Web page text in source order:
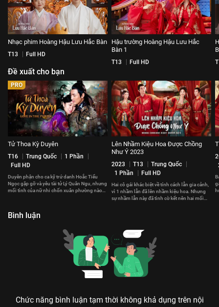
Nhạc phim Hoàng Hậu Lưu Hắc Bàn
T13 Full HD
Hậu trường Hoàng Hậu Lưu Hắc
Bàn 1
T13 Full HD
Đề xuất cho bạn
PRO
Tử Thoa Kỳ Duyên
T16 Trung Quốc
1 Phần
Full HD
Duyên phận cho ca kỹ trứ danh Hoắc Tiểu
Ngọc gặp gỡ và yêu tài tử Lý Quân Ngu, nhưng
mối tình của nữ nhi chốn xuân phường nào
Lên Nhầm Kiệu Hoa Được Chồng
Như Ý 2023
2023 T13
Trung Quốc
1 Phần
Full HD
Hai cô gái khác biệt về tính cách lẫn gia cảnh,
vì 1 nhầm lẫn đã lên nhầm kiệu hoa. Nhưng
sự nhầm lẫn này đã tình cờ kết nên hai mối
Bình luận
Chức năng bình luận tạm thời không khả dụng trên nội